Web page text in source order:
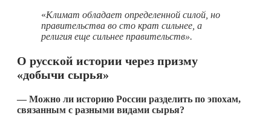
«Климат обладает определенной силой, но
правительства во сто крат сильнее, а
религия еще сильнее правительств».
О русской истории через призму
«добычи сырья»
— Можно ли историю России разделить по эпохам,
связанным с разными видами сырья?